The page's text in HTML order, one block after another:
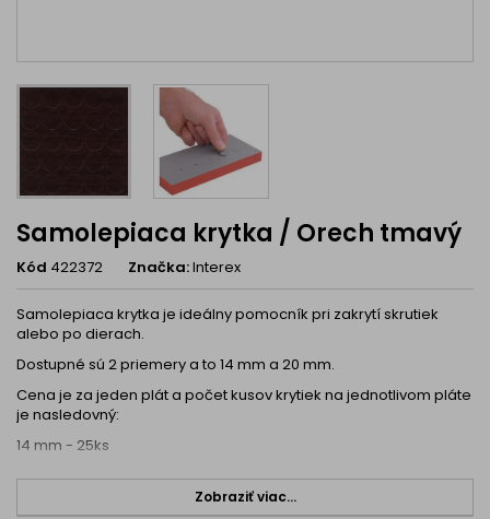
Samolepiaca krytka / Orech tmavý
Kód 422372 Značka:Interex
Samolepiaca krytka je ideálny pomocník pri zakrytí skrutiek
alebo po dierach.
Dostupné sú 2 priemery a to 14 mm a 20 mm.
Cena je za jeden plát a počet kusov krytiek na jednotlivom pláte
je nasledovný:
14 mm - 25ks
20 mm - 15ks
Uvedená krytka je kompatibilná s podobnými dekormi ako
Zobraziť viac...